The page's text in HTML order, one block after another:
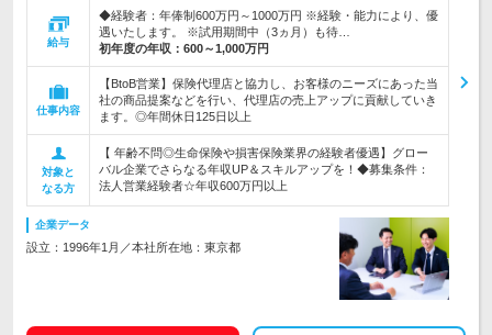
給与
◆経験者：年俸制600万円～1000万円 ※経験・能力により、優
遇いたします。 ※試用期間中（3ヵ月）も待…
初年度の年収： 600～1,000万円
仕事内容
【BtoB営業】保険代理店と協力し、お客様のニーズにあった当
社の商品提案などを行い、代理店の売上アップに貢献していき
ます。◎年間休日125日以上
対象と
なる方
【 年齢不問◎生命保険や損害保険業界の経験者優遇】グロー
バル企業でさらなる年収UP＆スキルアップを！◆募集条件：
法人営業経験者☆年収600万円以上
企業データ
設立：1996年1月／本社所在地：東京都